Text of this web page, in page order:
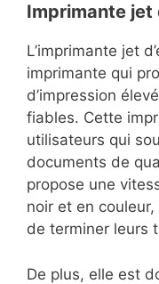
Imprimante jet
L’imprimante jet
imprimante qui
d’impression
fiables. Cette
utilisateurs qui
documents de
propose une
noir et en
de terminer leurs
De plus, elle est